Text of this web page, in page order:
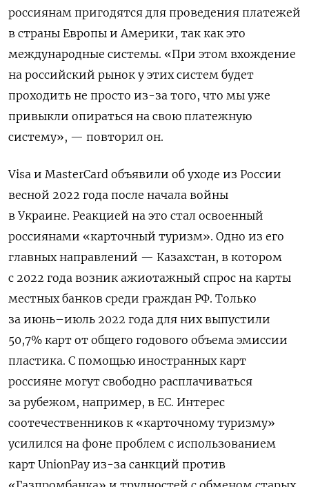
россиянам пригодятся для проведения платежей
в страны Европы и Америки, так как это
международные системы. «При этом вхождение
на российский рынок у этих систем будет
проходить не просто из-за того, что мы уже
привыкли опираться на свою платежную
систему», — повторил он.
Visa и MasterCard объявили об уходе из России
весной 2022 года после начала войны
в Украине. Реакцией на это стал освоенный
россиянами «карточный туризм». Одно из его
главных направлений — Казахстан, в котором
с 2022 года возник ажиотажный спрос на карты
местных банков среди граждан РФ. Только
за июнь–июль 2022 года для них выпустили
50,7% карт от общего годового объема эмиссии
пластика. С помощью иностранных карт
россияне могут свободно расплачиваться
за рубежом, например, в ЕС. Интерес
соотечественников к «карточному туризму»
усилился на фоне проблем с использованием
карт UnionPay из-за санкций против